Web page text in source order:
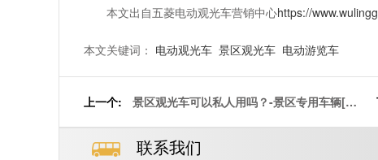
本文出自五菱电动观光车营销中心https://
本文关键词： 电动观光车 景区观光车 电动游览车
上一个:
景区观光车可以私人用吗？-景区专用车辆[五
联系我们